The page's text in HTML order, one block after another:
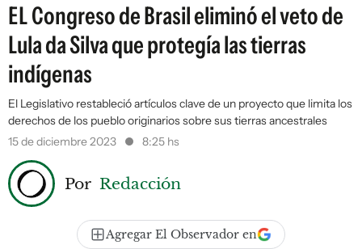
EL Congreso de Brasil eliminó el veto de
Lula da Silva que protegía las tierras
indígenas
El Legislativo restableció artículos clave de un proyecto que limita los
derechos de los pueblo originarios sobre sus tierras ancestrales
15 de diciembre 2023
8:25 hs
Por Redacción
Agregar El Observador en